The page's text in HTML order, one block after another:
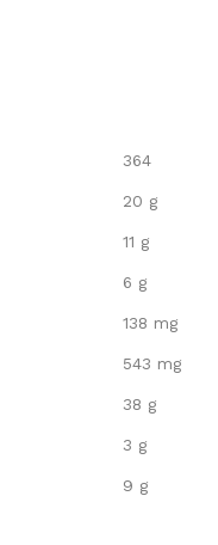
364
20 g
11 g
6 g
138 mg
543 mg
38 g
3 g
9 g